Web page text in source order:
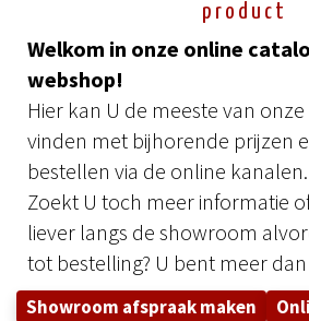
product
Welkom in onze online
webshop!
Hier kan U de meeste van
vinden met bijhorende prijzen
bestellen via de online kanalen.
Zoekt U toch meer informatie
liever langs de showroom
tot bestelling? U bent meer
Showroom afspraak maken